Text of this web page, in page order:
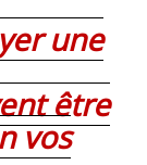
une
être
vos